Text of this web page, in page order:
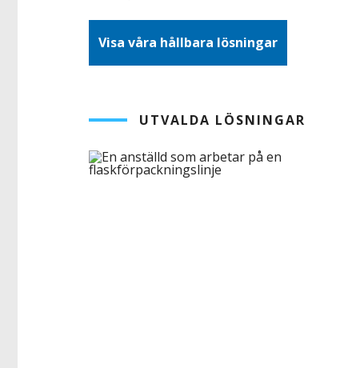
Visa våra hållbara lösningar
UTVALDA LÖSNINGAR